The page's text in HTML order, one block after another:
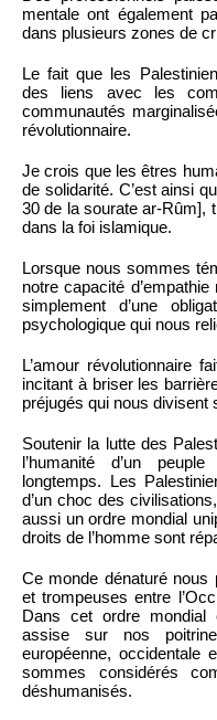
mentale ont également
dans plusieurs zones de
Le fait que les
des liens avec les
communautés
révolutionnaire.
Je crois que les êtres
de solidarité. C’est ainsi
30 de la sourate ar-Rûm],
dans la foi islamique.
Lorsque nous sommes
notre capacité
simplement d’une
psychologique qui nous
L’amour révolutionnaire
incitant à briser les
préjugés qui nous divisent
Soutenir la lutte des
l’humanité d’un
longtemps. Les
d’un choc des
aussi un ordre mondial
droits de l’homme sont
Ce monde dénaturé nous
et trompeuses entre
Dans cet ordre mondial
assise sur nos
européenne, occidentale
sommes considérés
déshumanisés.